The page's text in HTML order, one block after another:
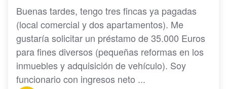
Buenas tardes, tengo tres fincas ya pagadas
(local comercial y dos apartamentos). Me
gustaría solicitar un préstamo de 35.000 Euros
para fines diversos (pequeñas reformas en los
inmuebles y adquisición de vehículo). Soy
funcionario con ingresos neto ...